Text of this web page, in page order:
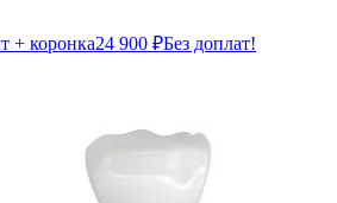
+ коронка24 900 ₽Без доплат!